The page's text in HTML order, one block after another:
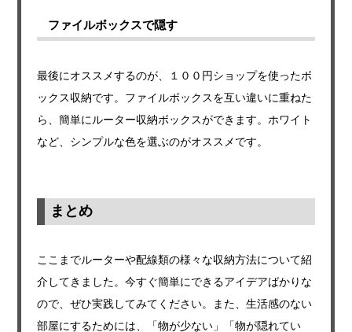
ファイルボックスで隠す
最後にオススメするのが、１００円ショップを使ったボ
ックス収納です。ファイルボックスを互い違いに重ねた
ら、簡単にルーター収納ボックスができます。ホワイト
など、シンプルな色を選ぶのがオススメです。
まとめ
ここまでルーターや配線類の様々な収納方法について紹
介してきました。今すぐ簡単にできるアイデアばかりな
ので、ぜひ実践してみてください。また、生活感のない
部屋にするためには、「物が少ない」「物が隠れてい